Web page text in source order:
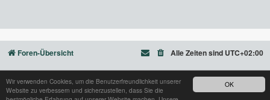
OK
Wir verwenden Cookies, um die Benutzerfreundlichkeit unserer
Website zu verbessern und sicherzustellen, dass Sie die
Foren-Übersicht Alle Zeiten sind UTC+02:00
Powered byphpBB® Forum Software © phpBB Limited